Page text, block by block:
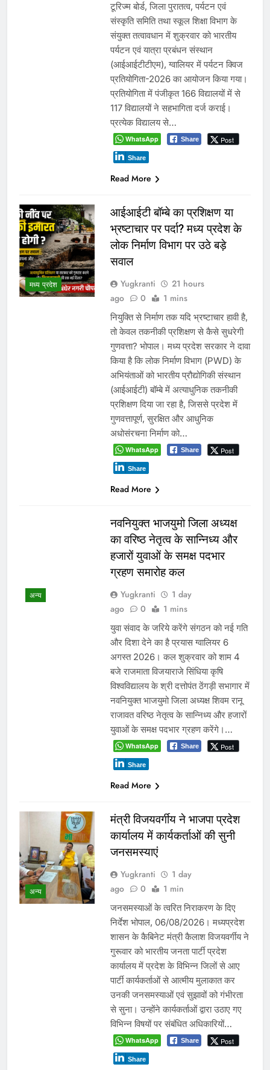
टूरिज्म बोर्ड, जिला पुरातत्व, पर्यटन एवं
संस्कृति समिति तथा स्कूल शिक्षा विभाग के
संयुक्त तत्वावधान में शुक्रवार को भारतीय
पर्यटन एवं यात्रा प्रबंधन संस्थान
(आईआईटीटीएम), ग्वालियर में पर्यटन क्विज
प्रतियोगिता-2026 का आयोजन किया गया।
प्रतियोगिता में पंजीकृत 166 विद्यालयों में से
117 विद्यालयों ने सहभागिता दर्ज कराई।
प्रत्येक विद्यालय से…
WhatsApp Share Post
Share
Read More
मध्य प्रदेश
आईआईटी बॉम्बे का प्रशिक्षण या
भ्रष्टाचार पर पर्दा? मध्य प्रदेश के
लोक निर्माण विभाग पर उठे बड़े
सवाल
Yugkranti
21 hours
ago
0 1 mins
नियुक्ति से निर्माण तक यदि भ्रष्टाचार हावी है,
तो केवल तकनीकी प्रशिक्षण से कैसे सुधरेगी
गुणवत्ता? भोपाल। मध्य प्रदेश सरकार ने दावा
किया है कि लोक निर्माण विभाग (PWD) के
अभियंताओं को भारतीय प्रौद्योगिकी संस्थान
(आईआईटी) बॉम्बे में अत्याधुनिक तकनीकी
प्रशिक्षण दिया जा रहा है, जिससे प्रदेश में
गुणवत्तापूर्ण, सुरक्षित और आधुनिक
अधोसंरचना निर्माण को…
WhatsApp Share Post
Share
Read More
अन्य
नवनियुक्त भाजयुमो जिला अध्यक्ष
का वरिष्ठ नेतृत्व के सान्निध्य और
हजारों युवाओं के समक्ष पदभार
ग्रहण समारोह कल
Yugkranti
1 day
ago
0 1 mins
युवा संवाद के जरिये करेंगे संगठन को नई गति
और दिशा देने का है प्रयास ग्वालियर 6
अगस्त 2026। कल शुक्रवार को शाम 4
बजे राजमाता विजयाराजे सिंधिया कृषि
विश्वविद्यालय के श्री दत्तोपंत ठेंगड़ी सभागार में
नवनियुक्त भाजयुमो जिला अध्यक्ष शिवम रानू
राजावत वरिष्ठ नेतृत्व के सान्निध्य और हजारों
युवाओं के समक्ष पदभार ग्रहण करेंगे।…
WhatsApp Share Post
Share
Read More
अन्य
मंत्री विजयवर्गीय ने भाजपा प्रदेश
कार्यालय में कार्यकर्ताओं की सुनी
जनसमस्याएं
Yugkranti
1 day
ago
0 1 min
जनसमस्याओं के त्वरित निराकरण के दिए
निर्देश भोपाल, 06/08/2026। मध्यप्रदेश
शासन के कैबिनेट मंत्री कैलाश विजयवर्गीय ने
गुरूवार को भारतीय जनता पार्टी प्रदेश
कार्यालय में प्रदेश के विभिन्न जिलों से आए
पार्टी कार्यकर्ताओं से आत्मीय मुलाकात कर
उनकी जनसमस्याओं एवं सुझावों को गंभीरता
से सुना। उन्होंने कार्यकर्ताओं द्वारा उठाए गए
विभिन्न विषयों पर संबंधित अधिकारियों…
WhatsApp Share Post
Share